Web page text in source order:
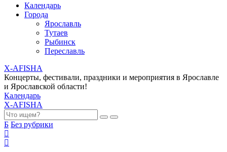
Календарь
Города
Ярославль
Тутаев
Рыбинск
Переславль
X-AFISHA
Концерты, фестивали, праздники и мероприятия в Ярославле
и Ярославской области!
Календарь
X-AFISHA
Б Без рубрики